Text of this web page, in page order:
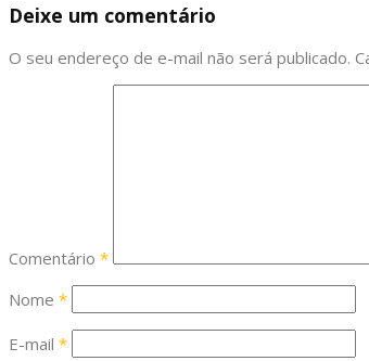
Deixe um comentário
O seu endereço de e-mail não será publicado.
Comentário *
Nome *
E-mail *